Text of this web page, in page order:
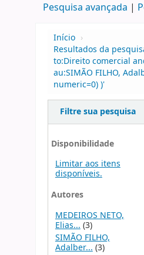
Pesquisa avançada
Início ›
Resultados da
to:Direito comercial
au:SIMÃO FILHO,
numeric=0) )'
Filtre sua pesquisa
Disponibilidade
Limitar aos itens
disponíveis.
Autores
MEDEIROS NETO,
Elias... (3)
SIMÃO FILHO,
Adalber...(3)